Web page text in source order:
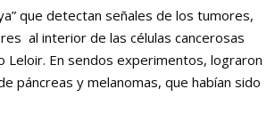
que detectan señales de los tumores,
al interior de las células cancerosas
Leloir. En sendos experimentos, lograron
páncreas y melanomas, que habían sido